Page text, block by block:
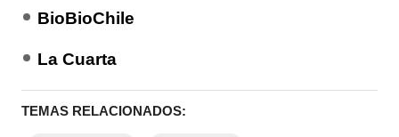
BioBioChile
La Cuarta
TEMAS RELACIONADOS: